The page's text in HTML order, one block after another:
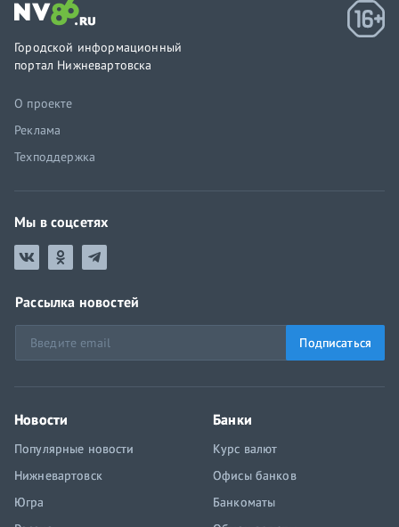
Городской информационный
портал Нижневартовска
О проекте
Реклама
Техподдержка
Мы в соцсетях
Рассылка новостей
Подписаться
Новости
Популярные новости
Нижневартовск
Югра
Банки
Курс валют
Офисы банков
Банкоматы